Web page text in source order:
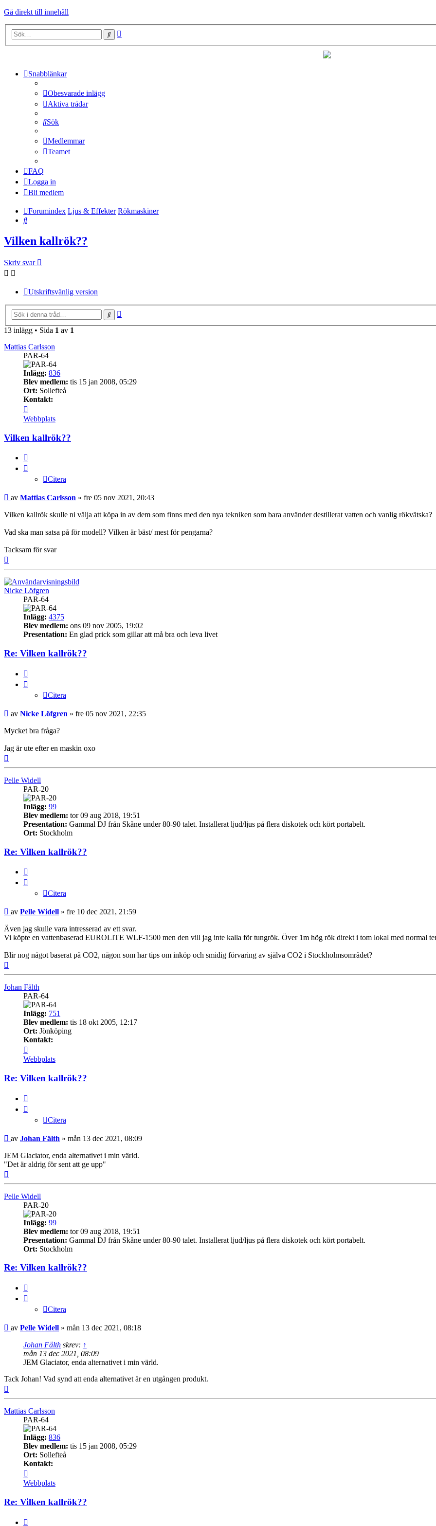
Gå direkt till innehåll
Sök
Snabblänkar
Obesvarade inlägg
Aktiva trådar
Sök
Medlemmar
Teamet
FAQ
Logga in
Bli medlem
Forumindex Ljus & Effekter Rökmaskiner
Sök
Vilken kallrök??
Skriv svar
Utskriftsvänlig version
Sök
13 inlägg • Sida 1 av 1
Mattias Carlsson
PAR-64
Inlägg: 836
Blev medlem: tis 15 jan 2008, 05:29
Ort: Sollefteå
Kontakt:
Mattias
Carlsson
Webbplats
Vilken kallrök??
Citera
Inlägg
av Mattias Carlsson » fre 05 nov 2021, 20:43
Vilken kallrök skulle ni välja att köpa in av dem som finns med den nya tekniken som bara använder destillerat vatten och vanlig rökvätska?
Vad ska man satsa på för modell? Vilken är bäst/ mest för pengarna?
Tacksam för svar
Nicke Löfgren
PAR-64
Inlägg: 4375
Blev medlem: ons 09 nov 2005, 19:02
Presentation: En glad prick som gillar att må bra och leva livet
Re: Vilken kallrök??
Citera
Inlägg
av Nicke Löfgren » fre 05 nov 2021, 22:35
Mycket bra fråga?
Jag är ute efter en maskin oxo
Pelle Widell
PAR-20
Inlägg: 99
Blev medlem: tor 09 aug 2018, 19:51
Presentation: Gammal DJ från Skåne under 80-90 talet. Installerat ljud/ljus på flera diskotek och kört portabelt.
Ort: Stockholm
Re: Vilken kallrök??
Citera
Inlägg
av Pelle Widell » fre 10 dec 2021, 21:59
Även jag skulle vara intresserad av ett svar.
Vi köpte en vattenbaserad EUROLITE WLF-1500 men den vill jag inte kalla för tungrök. Över 1m hög rök direkt i tom lokal med normal
Blir nog något baserat på CO2, någon som har tips om inköp och smidig förvaring av själva CO2 i Stockholmsområdet?
Johan Fälth
PAR-64
Inlägg: 751
Blev medlem: tis 18 okt 2005, 12:17
Ort: Jönköping
Kontakt:
Johan
Fälth
Webbplats
Re: Vilken kallrök??
Citera
Inlägg
av Johan Fälth » mån 13 dec 2021, 08:09
JEM Glaciator, enda alternativet i min värld.
"Det är aldrig för sent att ge upp"
Pelle Widell
PAR-20
Inlägg: 99
Blev medlem: tor 09 aug 2018, 19:51
Presentation: Gammal DJ från Skåne under 80-90 talet. Installerat ljud/ljus på flera diskotek och kört portabelt.
Ort: Stockholm
Re: Vilken kallrök??
Citera
Inlägg
av Pelle Widell » mån 13 dec 2021, 08:18
Johan Fälth skrev: ↑
mån 13 dec 2021, 08:09
JEM Glaciator, enda alternativet i min värld.
Tack Johan! Vad synd att enda alternativet är en utgången produkt.
Mattias Carlsson
PAR-64
Inlägg: 836
Blev medlem: tis 15 jan 2008, 05:29
Ort: Sollefteå
Kontakt:
Mattias
Carlsson
Webbplats
Re: Vilken kallrök??